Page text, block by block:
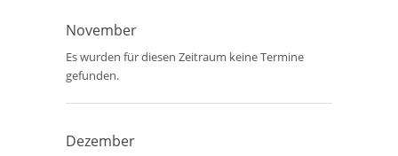
November
Es wurden für diesen Zeitraum keine Termine
gefunden.
Dezember